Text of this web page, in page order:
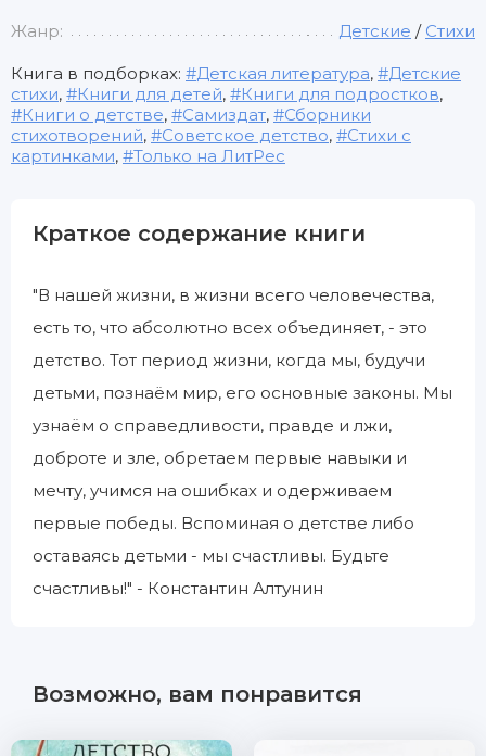
Жанр: Детские / Стихи
Книга в подборках: Детская литература,
Детские
стихи, Книги для детей, Книги для подростков,
Книги о детстве, Самиздат,
Сборники
стихотворений, Советское детство,
Стихи с
картинками, Только на ЛитРес
Краткое содержание книги
"В нашей жизни, в жизни всего человечества,
есть то, что абсолютно всех объединяет, - это
детство. Тот период жизни, когда мы, будучи
детьми, познаём мир, его основные законы. Мы
узнаём о справедливости, правде и лжи,
доброте и зле, обретаем первые навыки и
мечту, учимся на ошибках и одерживаем
первые победы. Вспоминая о детстве либо
оставаясь детьми - мы счастливы. Будьте
счастливы!" - Константин Алтунин
Возможно, вам понравится